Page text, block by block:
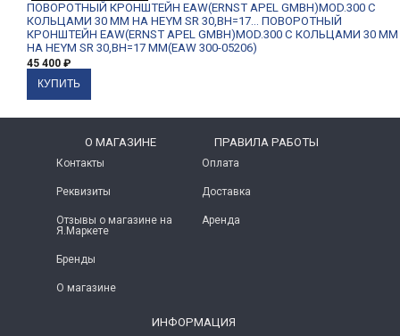
ПОВОРОТНЫЙ КРОНШТЕЙН EAW(ERNST APEL GMBH)MOD.300 С
КОЛЬЦАМИ 30 ММ НА HEYM SR 30,BH=17... ПОВОРОТНЫЙ
КРОНШТЕЙН EAW(ERNST APEL GMBH)MOD.300 С КОЛЬЦАМИ 30 ММ
НА HEYM SR 30,BH=17 ММ(EAW 300-05206)
45 400 ₽
O МАГАЗИНЕ
Контакты
Реквизиты
Отзывы о магазине на
Я.Маркете
Бренды
О магазине
ПРАВИЛА РАБОТЫ
Оплата
Доставка
Аренда
ИНФОРМАЦИЯ